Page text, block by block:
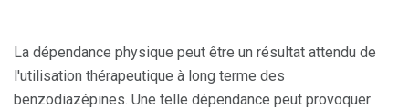
La dépendance physique peut être un résultat attendu de
l'utilisation thérapeutique à long terme des
benzodiazépines. Une telle dépendance peut provoquer